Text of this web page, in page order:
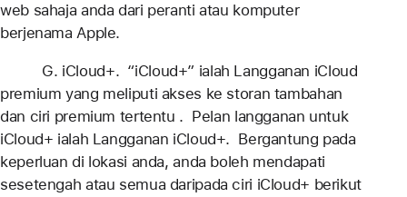
web sahaja anda dari peranti atau komputer
berjenama Apple.
G. iCloud+. “iCloud+” ialah Langganan iCloud
premium yang meliputi akses ke storan tambahan
dan ciri premium tertentu . Pelan langganan untuk
iCloud+ ialah Langganan iCloud+. Bergantung pada
keperluan di lokasi anda, anda boleh mendapati
sesetengah atau semua daripada ciri iCloud+ berikut